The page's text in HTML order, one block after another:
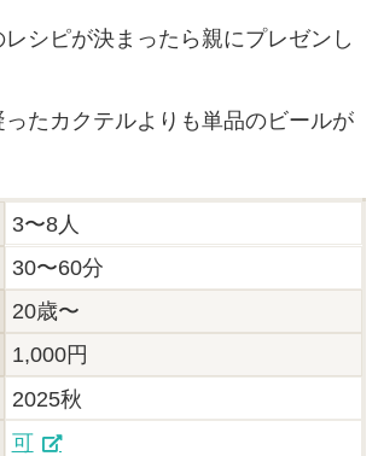
レシピが決まったら親にプレゼンし
ったカクテルよりも単品のビールが
3〜8人
30〜60分
20歳〜
1,000円
2025秋
可